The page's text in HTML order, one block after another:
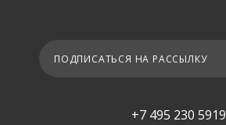
ПОДПИСАТЬСЯ НА РАССЫЛКУ
+7 495 230 5919